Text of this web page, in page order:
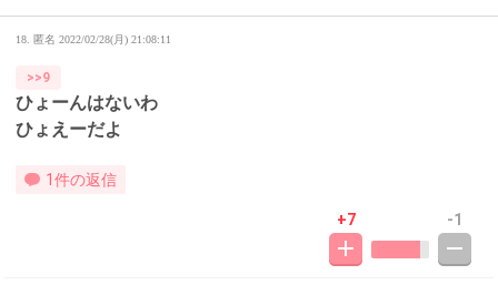
18. 匿名 2022/02/28(月) 21:08:11
>>9
ひょーんはないわ
ひょえーだよ
1件の返信
+7 -1